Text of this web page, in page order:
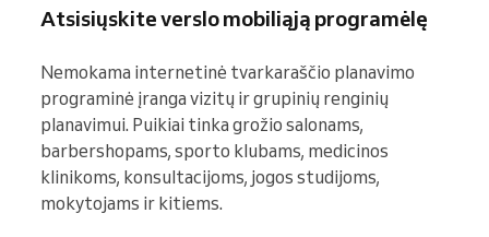
Atsisiųskite verslo mobiliąją programėlę
Nemokama internetinė tvarkaraščio planavimo
programinė įranga vizitų ir grupinių renginių
planavimui. Puikiai tinka grožio salonams,
barbershopams, sporto klubams, medicinos
klinikoms, konsultacijoms, jogos studijoms,
mokytojams ir kitiems.